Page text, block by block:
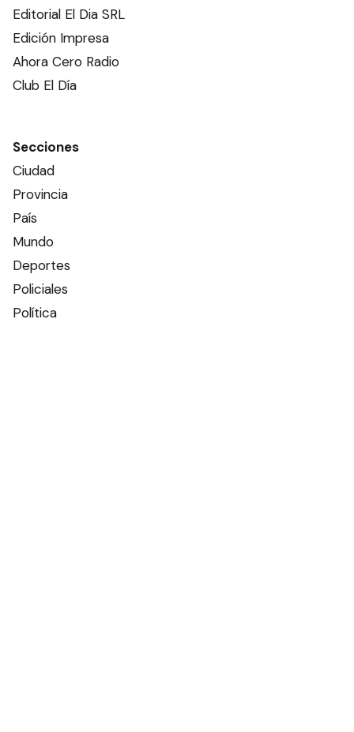
Editorial El Dia SRL
Edición Impresa
Ahora Cero Radio
Club El Día
Secciones
Ciudad
Provincia
País
Mundo
Deportes
Policiales
Política